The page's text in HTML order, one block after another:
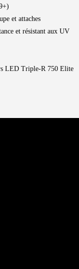
et attaches
et résistant aux UV
LED Triple-R 750 Elite